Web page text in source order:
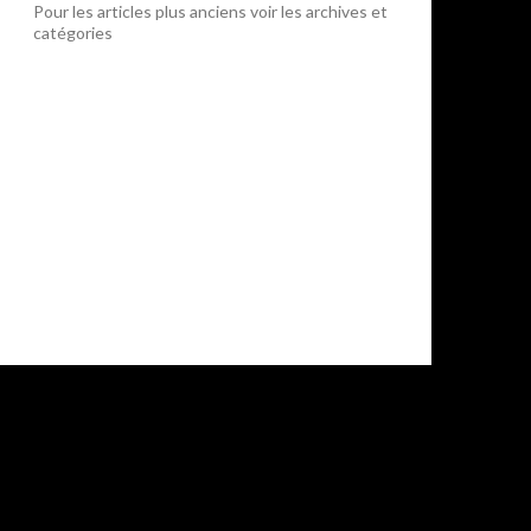
Pour les articles plus anciens voir les archives et
catégories